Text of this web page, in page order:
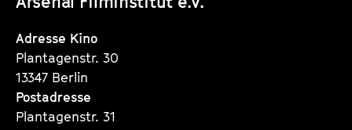
Instagram
Seite
Instagram
Seite
Instagram
Adresse Kino
Plantagenstr. 30
13347 Berlin
Postadresse
Plantagenstr. 31